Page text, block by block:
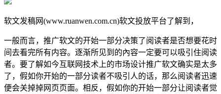
软文发稿网(www.ruanwen.com.cn)软文投放平台了解到，
一般而言，推广软文的开始一部分决策了阅读者是否想要花时
间去看完所有内容。逐渐所见到的內容一定要可以吸引住阅读
者。要了解如今互联网技术上的市场设计推广软文确实是太多
了，假如你开始的一部分读者不吸引人的话，那么阅读者迅速
便会关掉掉网页页面。相反，假如你的开始一部分让阅读者觉